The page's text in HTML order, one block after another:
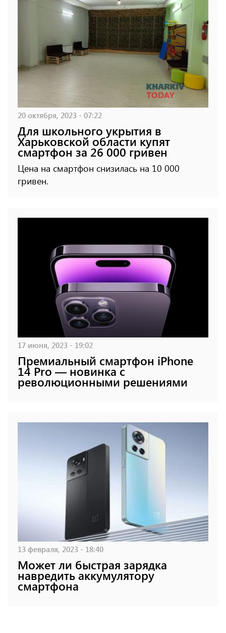
20 октября, 2023 - 07:22
Для школьного укрытия в
Харьковской области купят
смартфон за 26 000 гривен
Цена на смартфон снизилась на 10 000
гривен.
17 июня, 2023 - 19:02
Премиальный смартфон iPhone
14 Pro — новинка с
революционными решениями
13 февраля, 2023 - 18:40
Может ли быстрая зарядка
навредить аккумулятору
смартфона